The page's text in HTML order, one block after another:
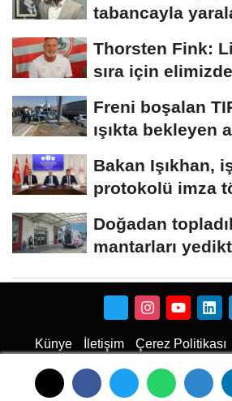
tabancayla
Thorsten Fink:
sıra için
Freni boşalan
ışıkta bekleyen
Bakan Işıkhan,
protokolü imza
Doğadan
mantarları
Künye İletişim Çerez Politikası
Karaman Haber Haber Karaman Haber Karaman Web
Emlak
Karaman Çiçekci